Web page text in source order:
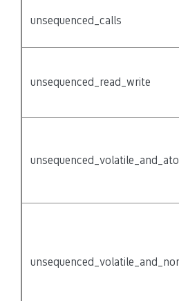
unsequenced_calls
unsequenced_read_write